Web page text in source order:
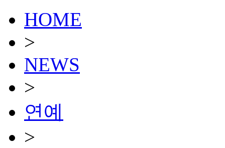
HOME
>
NEWS
>
연예
>